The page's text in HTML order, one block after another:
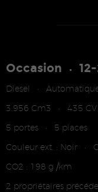
Occasion •
Diesel •
3.956 Cm3 • 435 CV
5 portes • 5 places
Couleur ext. : Noir •
CO2 : 198 g /km
2 propriétaires